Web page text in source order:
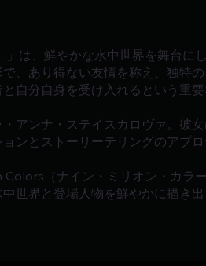
は、鮮やかな水中世界を舞台に
、あり得ない友情を称え、独特
自分自身を受け入れるという重
アンナ・ステイスカロヴァ。彼
ンとストーリーテリングのアプ
（ナイン・ミリオン・カラ
世界と登場人物を鮮やかに描き